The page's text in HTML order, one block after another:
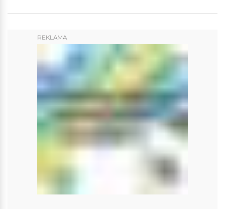
REKLAMA